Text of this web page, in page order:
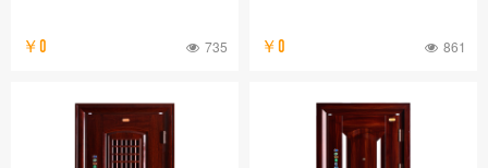
￥0 735 ￥0 861